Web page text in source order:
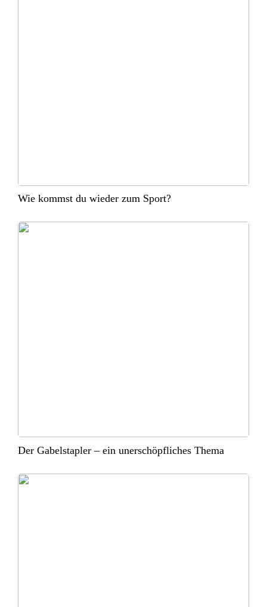
Wie kommst du wieder zum Sport?
Der Gabelstapler – ein unerschöpfliches Thema